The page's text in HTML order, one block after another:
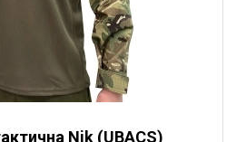
Nik (UBACS)